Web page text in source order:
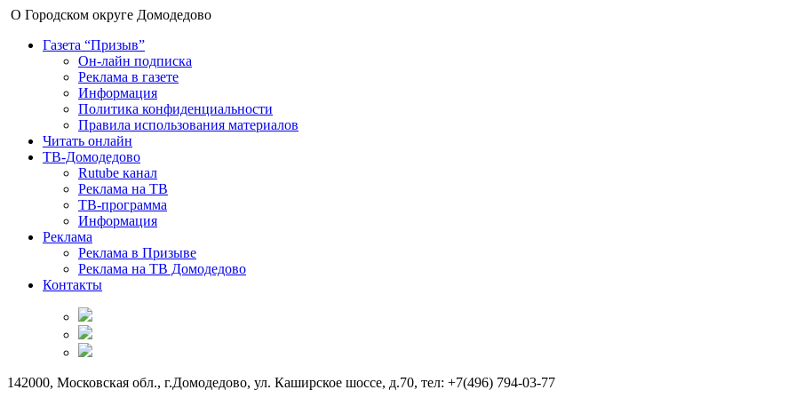
О Городском округе Домодедово
Газета “Призыв”
Он-лайн подписка
Реклама в газете
Информация
Политика конфиденциальности
Правила использования материалов
Читать онлайн
ТВ-Домодедово
Rutube канал
Реклама на ТВ
ТВ-программа
Информация
Реклама
Реклама в Призыве
Реклама на ТВ Домодедово
Контакты
142000, Московская обл., г.Домодедово, ул. Каширское шоссе, д.70, тел: +7(496) 794-03-77